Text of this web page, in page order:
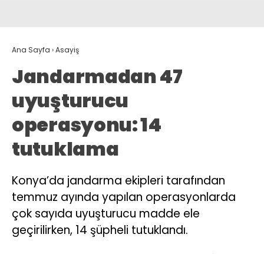
Ana Sayfa ›Asayiş
Jandarmadan 47
uyuşturucu
operasyonu: 14
tutuklama
Konya’da jandarma ekipleri tarafından
temmuz ayında yapılan operasyonlarda
çok sayıda uyuşturucu madde ele
geçirilirken, 14 şüpheli tutuklandı.